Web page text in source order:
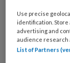
Use precise
identification. Store
advertising and
audience research
List of Partners